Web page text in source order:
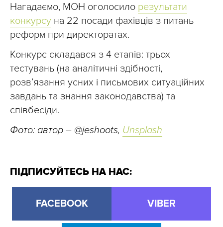
Нагадаємо, МОН оголосило результати
конкурсу на 22 посади фахівців з питань
реформ при директоратах.
Конкурс складався з 4 етапів: трьох
тестувань (на аналітичні здібності,
розв’язання усних і письмових ситуаційних
завдань та знання законодавства) та
співбесіди.
Фото: автор – @jeshoots, Unsplash
ПІДПИСУЙТЕСЬ НА НАС:
FACEBOOK VIBER